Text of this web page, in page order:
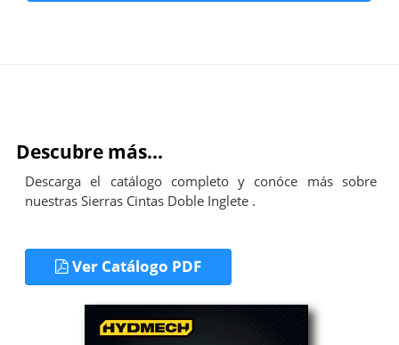
Descubre más...
Descarga el catálogo completo y conóce más sobre
nuestras Sierras Cintas Doble Inglete .
Ver Catálogo PDF